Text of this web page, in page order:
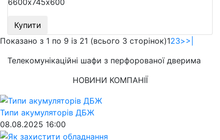
Купити
Показано з 1 по 9 із 21 (всього 3 сторінок)123>>|
Телекомунікаційні шафи з перфорованої дверима
НОВИНИ КОМПАНІЇ
Типи акумуляторів ДБЖ
08.08.2025 16:00